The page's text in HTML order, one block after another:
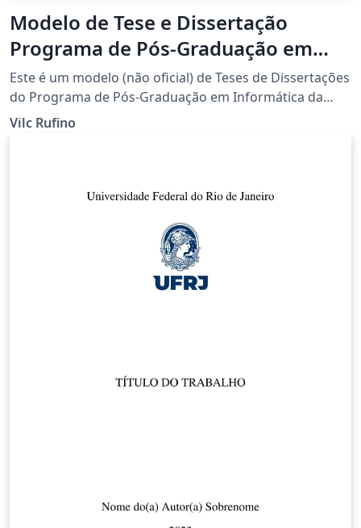
Modelo de Tese e Dissertação
Programa de Pós-Graduação em
Informática (PPGI) - UFRJ
Este é um modelo (não oficial) de Teses de Dissertações
do Programa de Pós-Graduação em Informática da
Universidade do Rio de Janeiro (PPGI-UFRJ). De acordo
publicacoes); Usando-se o suíte de pacotes ABNTeX2 e
Vilc Rufino